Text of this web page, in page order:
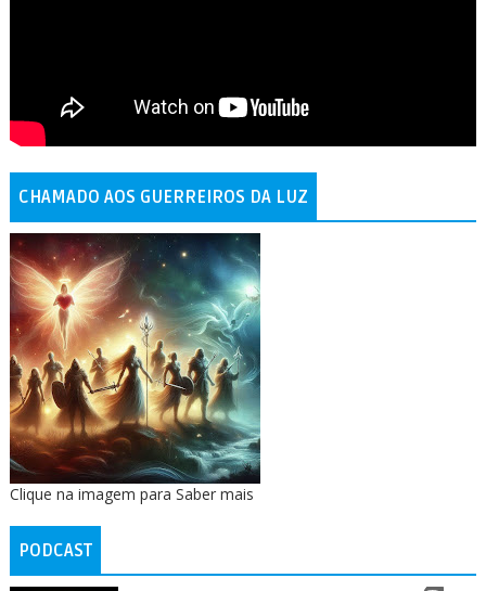
CHAMADO AOS GUERREIROS DA LUZ
Clique na imagem para Saber mais
PODCAST